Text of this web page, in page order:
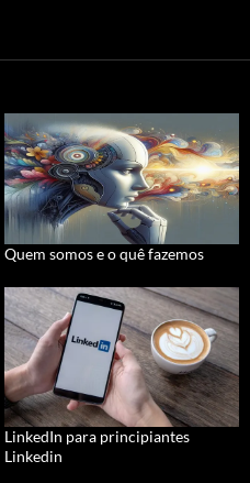
Quem somos e o quê fazemos
LinkedIn para principiantes
Linkedin